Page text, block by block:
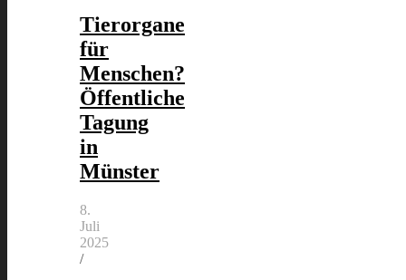
Tierorgane
für
Menschen?
Öffentliche
Tagung
in
Münster
8.
Juli
2025
/